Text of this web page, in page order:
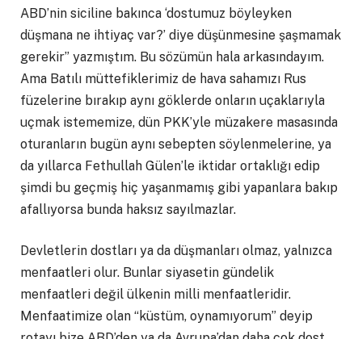
ABD’nin siciline bakınca ‘dostumuz böyleyken
düşmana ne ihtiyaç var?’ diye düşünmesine şaşmamak
gerekir” yazmıştım. Bu sözümün hala arkasındayım.
Ama Batılı müttefiklerimiz de hava sahamızı Rus
füzelerine bırakıp aynı göklerde onların uçaklarıyla
uçmak istememize, dün PKK’yle müzakere masasında
oturanların bugün aynı sebepten söylenmelerine, ya
da yıllarca Fethullah Gülen’le iktidar ortaklığı edip
şimdi bu geçmiş hiç yaşanmamış gibi yapanlara bakıp
afallıyorsa bunda haksız sayılmazlar.
Devletlerin dostları ya da düşmanları olmaz, yalnızca
menfaatleri olur. Bunlar siyasetin gündelik
menfaatleri değil ülkenin milli menfaatleridir.
Menfaatimize olan “küstüm, oynamıyorum” deyip